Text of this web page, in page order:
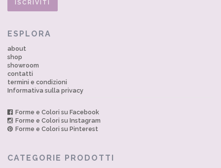
ESPLORA
about
shop
showroom
contatti
termini e condizioni
Informativa sulla privacy
Forme e Colori su Facebook
Forme e Colori su Instagram
Forme e Colori su Pinterest
CATEGORIE PRODOTTI